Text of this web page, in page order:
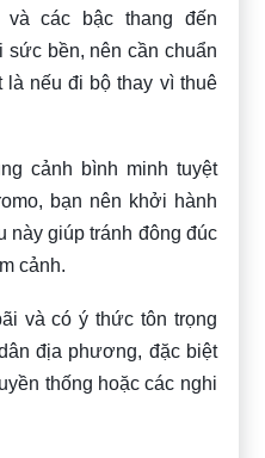
các bậc thang đến
sức bền, nên cần chuẩn
là nếu đi bộ thay vì thuê
cảnh bình minh tuyệt
bạn nên khởi hành
này giúp tránh đông đúc
cảnh.
và có ý thức tôn trọng
địa phương, đặc biệt
thống hoặc các nghi